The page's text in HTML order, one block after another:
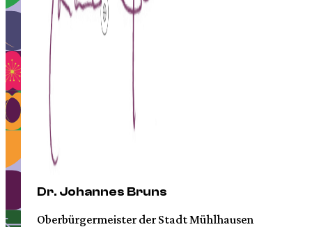
Dr. Johannes Bruns
Oberbürgermeister der Stadt Mühlhausen